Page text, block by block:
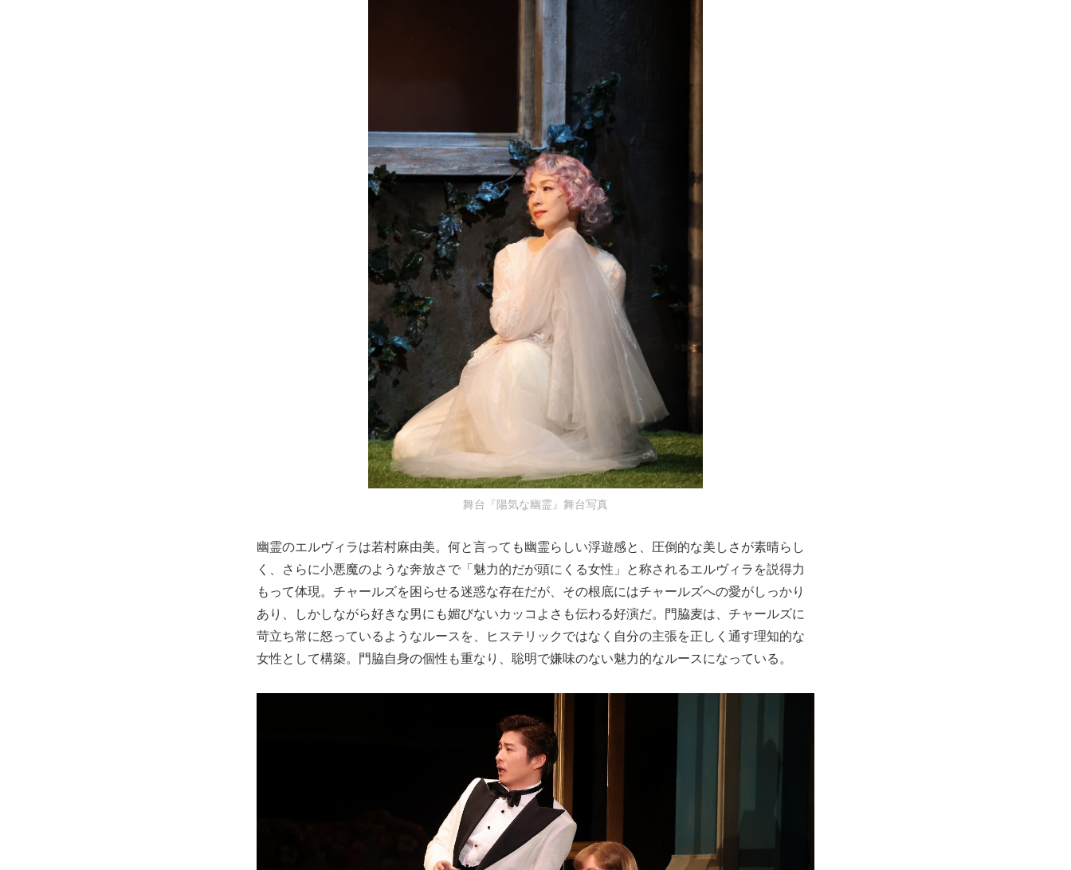
舞台『陽気な幽霊』舞台写真
幽霊のエルヴィラは若村麻由美。何と言っても幽霊らしい浮遊感と、圧倒的な美しさが素晴らし
く、さらに小悪魔のような奔放さで「魅力的だが頭にくる女性」と称されるエルヴィラを説得力
もって体現。チャールズを困らせる迷惑な存在だが、その根底にはチャールズへの愛がしっかり
あり、しかしながら好きな男にも媚びないカッコよさも伝わる好演だ。門脇麦は、チャールズに
苛立ち常に怒っているようなルースを、ヒステリックではなく自分の主張を正しく通す理知的な
女性として構築。門脇自身の個性も重なり、聡明で嫌味のない魅力的なルースになっている。